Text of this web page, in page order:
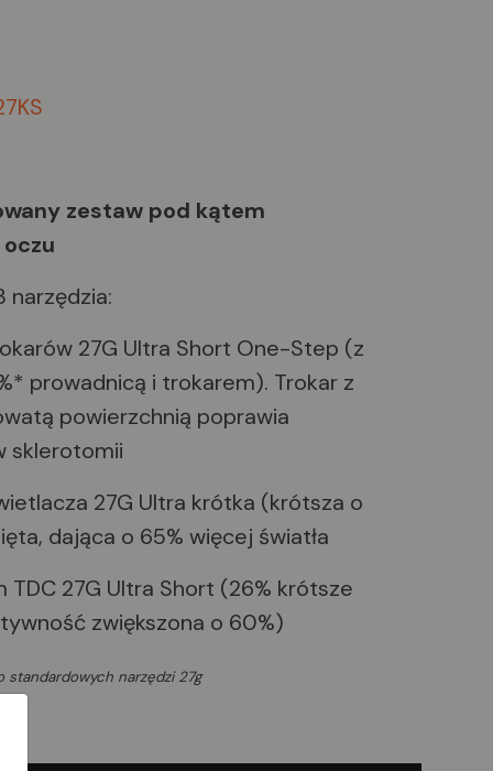
zestaw pod kątem
narzędzia:
27G Ultra Short One-Step (z
prowadnicą i trokarem). Trokar z
powierzchnią poprawia
sklerotomii
27G Ultra krótka (krótsza o
dająca o 65% więcej światła
27G Ultra Short (26% krótsze
zwiększona o 60%)
narzędzi 27g